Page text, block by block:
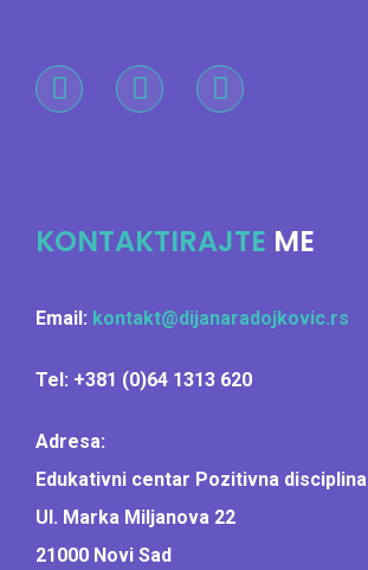
KONTAKTIRAJTE ME
Email: kontakt@dijanaradojkovic.rs
Tel: +381 (0)64 1313 620
Adresa:
Edukativni centar Pozitivna disciplina
Ul. Marka Miljanova 22
21000 Novi Sad